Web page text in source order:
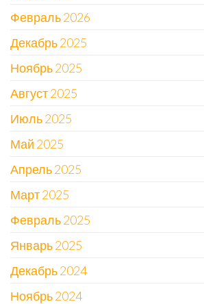
Февраль 2026
Декабрь 2025
Ноябрь 2025
Август 2025
Июль 2025
Май 2025
Апрель 2025
Март 2025
Февраль 2025
Январь 2025
Декабрь 2024
Ноябрь 2024